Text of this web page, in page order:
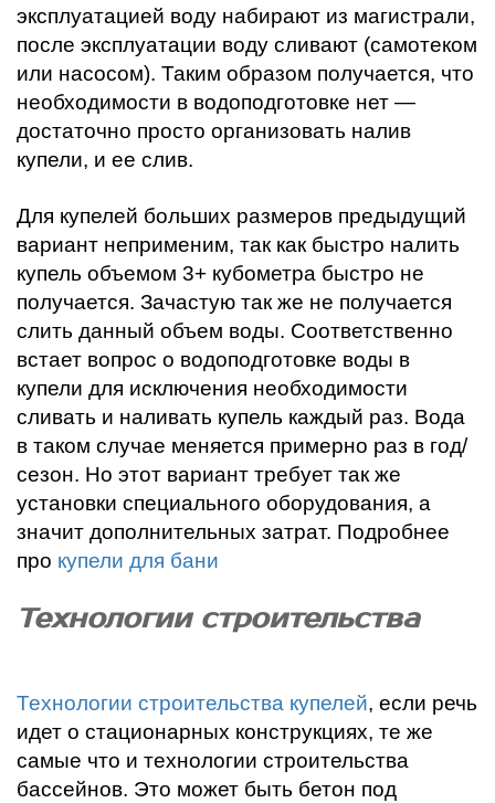
эксплуатацией воду набирают из магистрали,
после эксплуатации воду сливают (самотеком
или насосом). Таким образом получается, что
необходимости в водоподготовке нет —
достаточно просто организовать налив
купели, и ее слив.
Для купелей больших размеров предыдущий
вариант неприменим, так как быстро налить
купель объемом 3+ кубометра быстро не
получается. Зачастую так же не получается
слить данный объем воды. Соответственно
встает вопрос о водоподготовке воды в
купели для исключения необходимости
сливать и наливать купель каждый раз. Вода
в таком случае меняется примерно раз в год/
сезон. Но этот вариант требует так же
установки специального оборудования, а
значит дополнительных затрат. Подробнее
про купели для бани
Технологии строительства
Технологии строительства купелей, если речь
идет о стационарных конструкциях, те же
самые что и технологии строительства
бассейнов. Это может быть бетон под